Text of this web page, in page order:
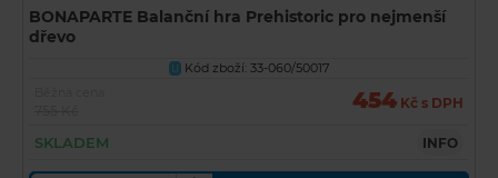
BONAPARTE Balanční hra Prehistoric pro nejmenší
dřevo
U
Kód zboží: 33-060/50017
454 Kč s DPH
SKLADEM INFO